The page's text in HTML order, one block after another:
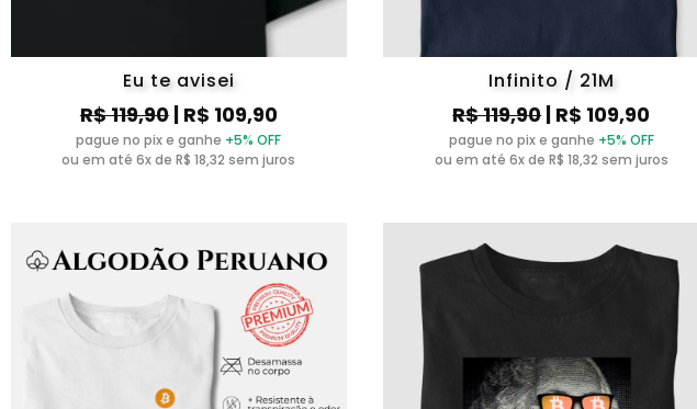
Eu te avisei
R$ 119,90| R$ 109,90
pague no pix e ganhe +5% OFF
ou em até 6x de R$ 18,32 sem juros
Infinito / 21M
R$ 119,90| R$ 109,90
pague no pix e ganhe +5% OFF
ou em até 6x de R$ 18,32 sem juros